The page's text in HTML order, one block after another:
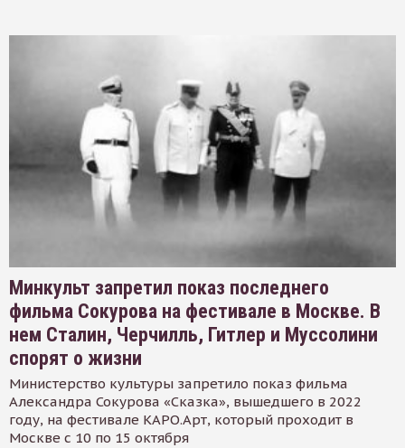
Минкульт запретил показ последнего
фильма Сокурова на фестивале в Москве. В
нем Сталин, Черчилль, Гитлер и Муссолини
спорят о жизни
Министерство культуры запретило показ фильма
Александра Сокурова «Сказка», вышедшего в 2022
году, на фестивале КАРО.Арт, который проходит в
Москве с 10 по 15 октября